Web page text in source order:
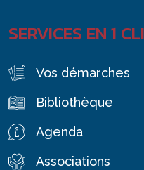
SERVICES EN 1
Vos démarches
Bibliothèque
Agenda
Associations